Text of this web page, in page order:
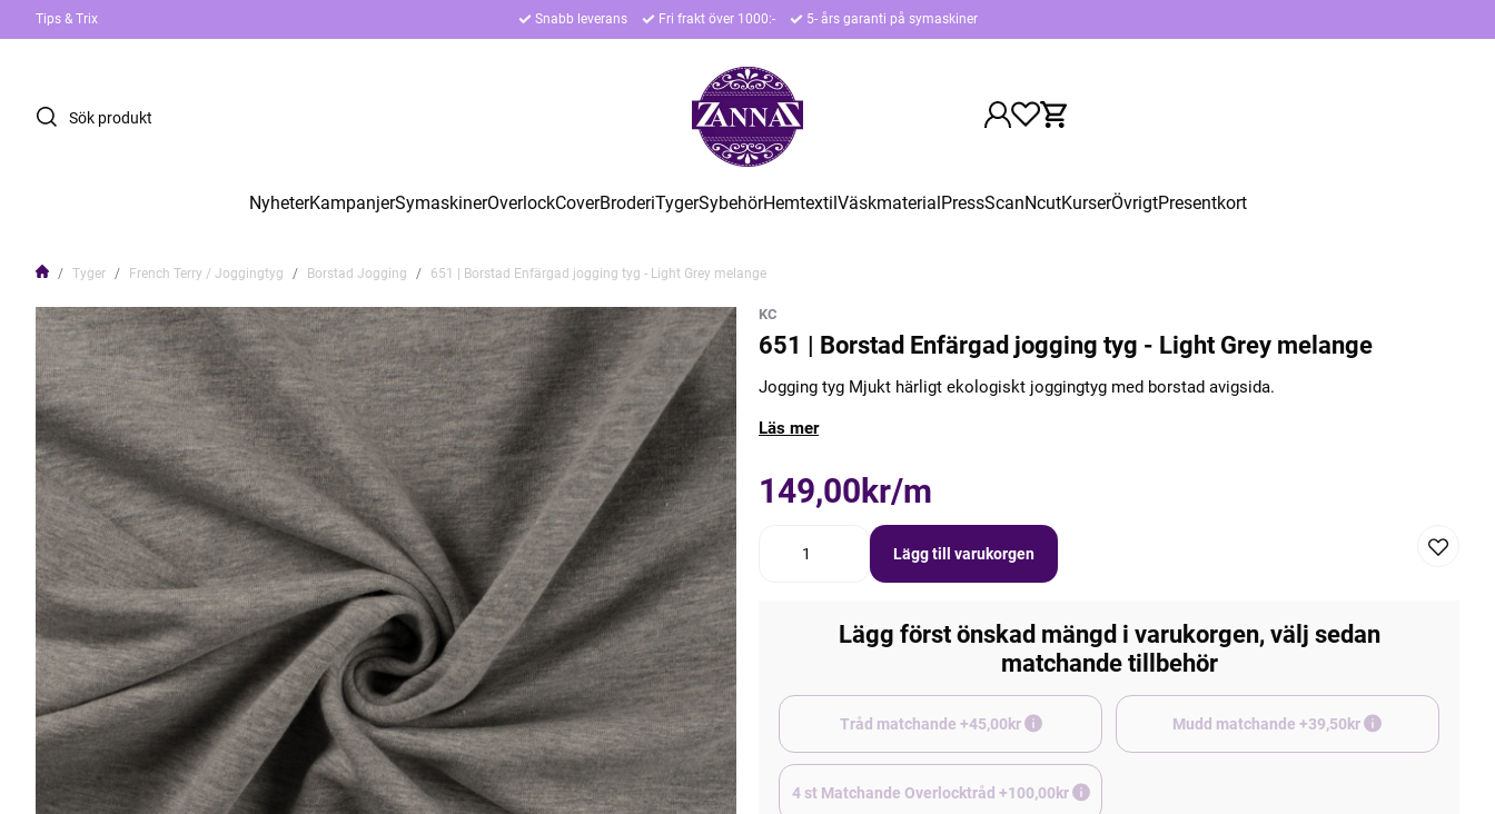
Tips & Trix Snabb leverans Fri frakt över 1000:- 5- års garanti på symaskiner
NyheterKampanjerSymaskinerOverlockCoverBroderiTygerSybehörHemtextilVäskmaterialPressScanNcutKurserÖvrigtPresentkort
Tyger French Terry / Joggingtyg Borstad Jogging 651 | Borstad Enfärgad jogging tyg - Light Grey melange
KC
651 | Borstad Enfärgad jogging tyg - Light Grey melange
Jogging tyg Mjukt härligt ekologiskt joggingtyg med borstad avigsida.
Läs mer
149,00kr/m
Lägg till varukorgen
Lägg först önskad mängd i varukorgen, välj sedan
matchande tillbehör
Tråd matchande +45,00kr Mudd matchande +39,50kr
4 st Matchande Overlocktråd +100,00kr